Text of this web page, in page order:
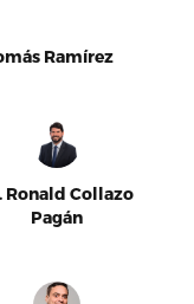
Ramírez
Ronald Collazo
Pagán